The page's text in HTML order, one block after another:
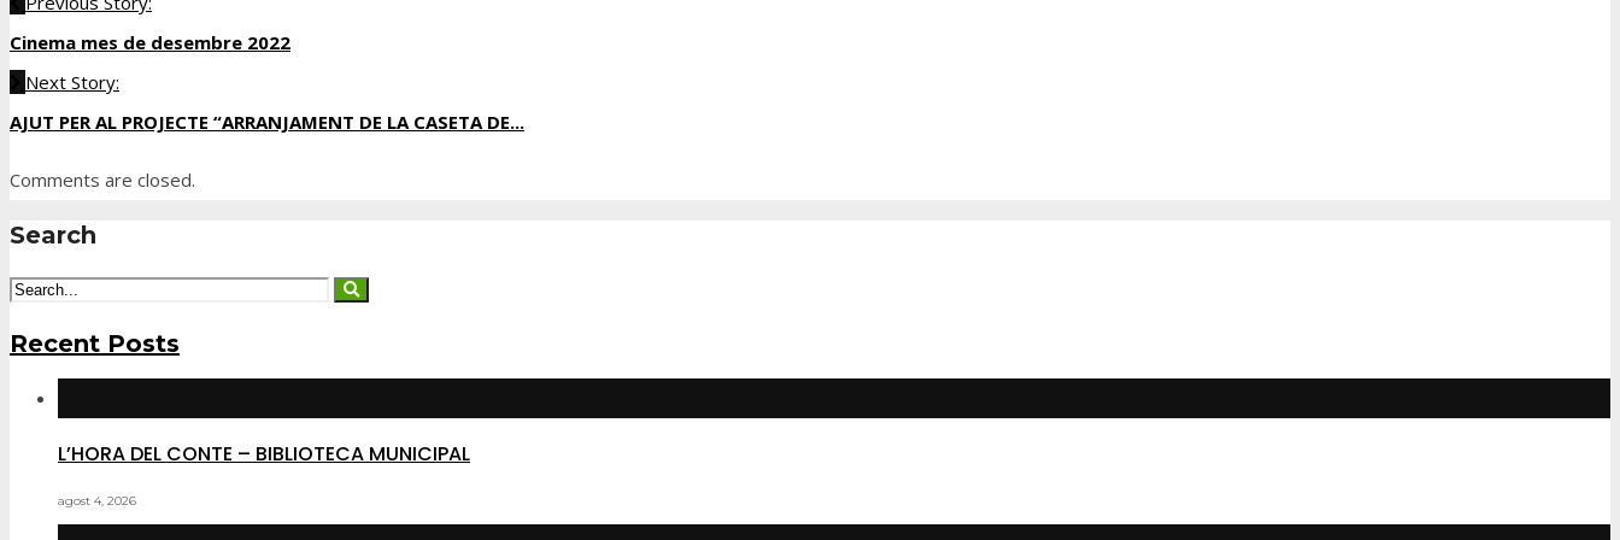
Cinema mes de desembre 2022
Next Story:
AJUT PER AL PROJECTE “ARRANJAMENT DE LA CASETA DE...
Comments are closed.
Search
Recent Posts
L’HORA DEL CONTE – BIBLIOTECA MUNICIPAL
agost 4, 2026